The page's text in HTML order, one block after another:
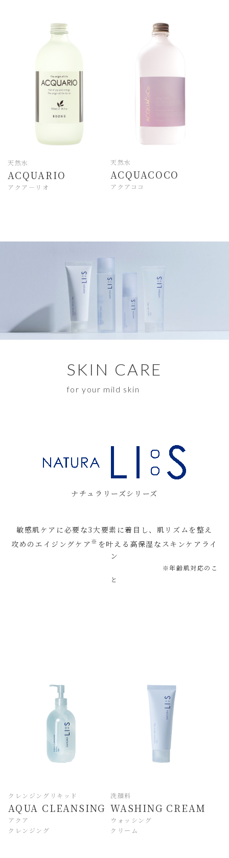
天然水
ACQUARIO
アクア―リオ
天然水
ACQUACOCO
アクアココ
SKIN CARE
for your mild skin
ナチュラリーズシリーズ
敏感肌ケアに必要な3大要素に着目し、肌リズムを整え
攻めのエイジングケア※ を叶える高保湿なスキンケアライ
ン
※年齢肌対応のこ
と
クレンジングリキッド
AQUA CLEANSING
アクア
クレンジング
洗顔料
WASHING CREAM
ウォッシング
クリーム